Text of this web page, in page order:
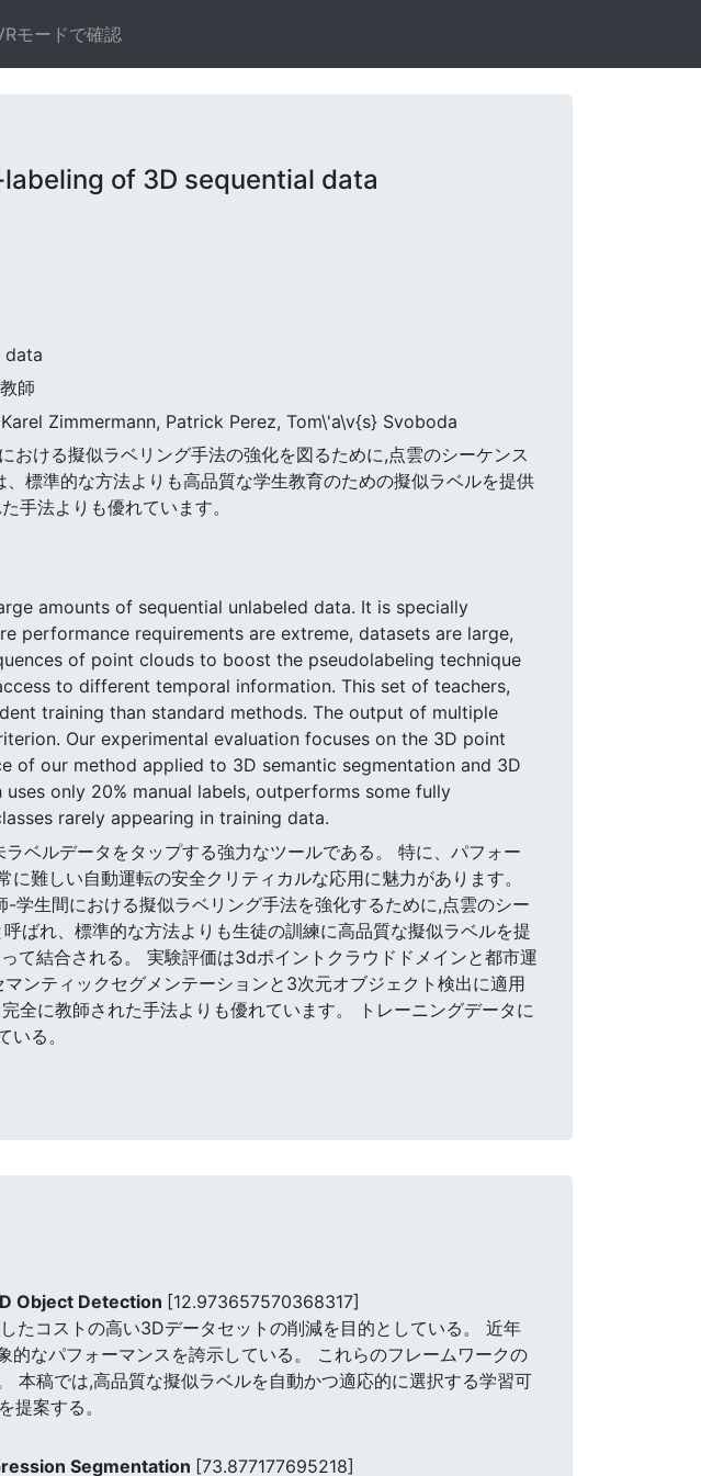
モードで確認
of 3D sequential data
data
師
Zimmermann, Patrick Perez, Tom\'a\v{s} Svoboda
ける擬似ラベリング手法の強化を図るために,点雲のシーケンス
標準的な方法よりも高品質な学生教育のための擬似ラベルを提供
手法よりも優れています。
amounts of sequential unlabeled data. It is specially
performance requirements are extreme, datasets are large,
of point clouds to boost the pseudolabeling technique
to different temporal information. This set of teachers,
training than standard methods. The output of multiple
Our experimental evaluation focuses on the 3D point
of our method applied to 3D semantic segmentation and 3D
only 20% manual labels, outperforms some fully
rarely appearing in training data.
ベルデータをタップする強力なツールである。 特に、パフォー
難しい自動運転の安全クリティカルな応用に魅力があります。
生間における擬似ラベリング手法を強化するために,点雲のシー
ばれ、標準的な方法よりも生徒の訓練に高品質な擬似ラベルを提
て結合される。 実験評価は3dポイントクラウドドメインと都市運
ンティックセグメンテーションと3次元オブジェクト検出に適用
全に教師された手法よりも優れています。 トレーニングデータに
る。
Object Detection [12.973657570368317]
たコストの高い3Dデータセットの削減を目的としている。 近年
なパフォーマンスを誇示している。 これらのフレームワークの
本稿では,高品質な擬似ラベルを自動かつ適応的に選択する学習可
提案する。
Segmentation [73.877177695218]